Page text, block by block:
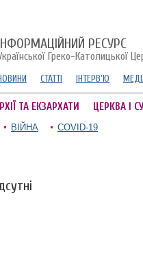
РЕСУРС
Греко-Католицької
СТАТТІ ІНТЕРВ'Ю
ТА ЕКЗАРХАТИ ЦЕРКВА І
ВІЙНА COVID-19